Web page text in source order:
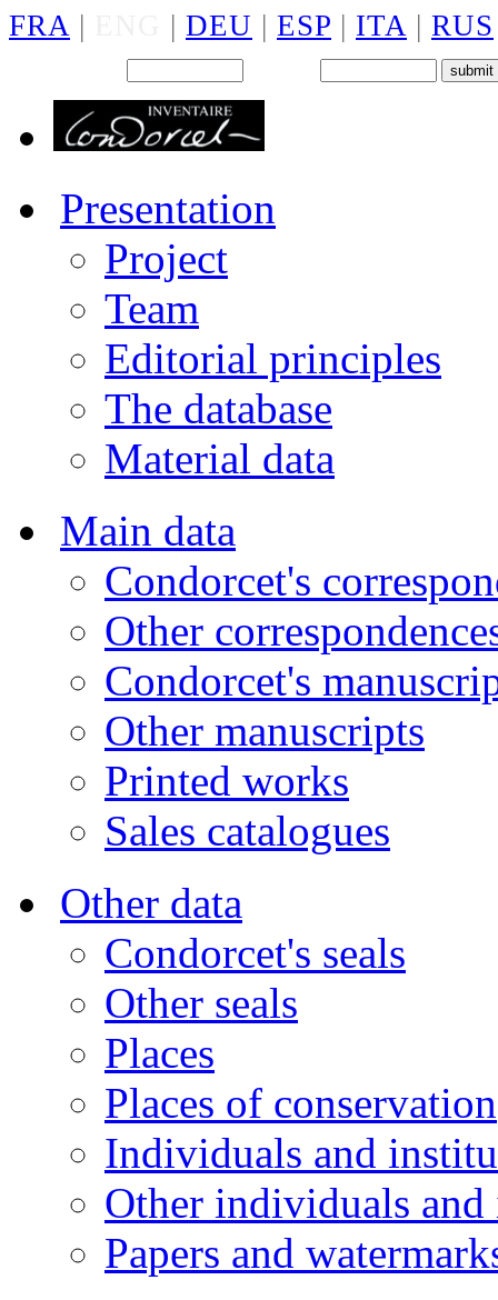
FRA | | DEU | ESP | ITA | RUS
Presentation
Project
Team
Editorial principles
The database
Material data
Main data
Condorcet's
Other
Condorcet's
Other manuscripts
Printed works
Sales catalogues
Other data
Condorcet's seals
Other seals
Places
Places of conservation
Individuals and
Other individuals
Papers and